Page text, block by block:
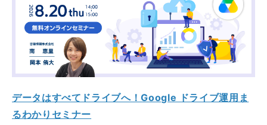
データはすべてドライブへ！Google ドライブ運用ま
るわかりセミナー